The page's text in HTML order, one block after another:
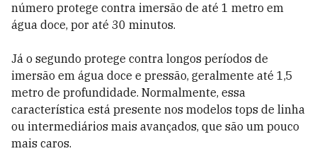
número protege contra imersão de até 1 metro em
água doce, por até 30 minutos.
Já o segundo protege contra longos períodos de
imersão em água doce e pressão, geralmente até 1,5
metro de profundidade. Normalmente, essa
característica está presente nos modelos tops de linha
ou intermediários mais avançados, que são um pouco
mais caros.